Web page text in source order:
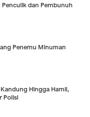
Penculik dan Pembunuh
Penemu Minuman
Hingga Hamil,
Polisi